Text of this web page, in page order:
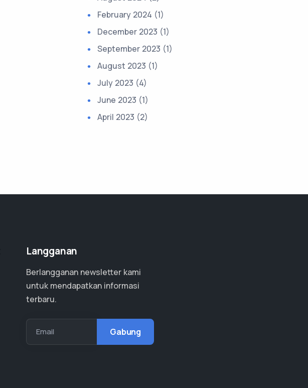
February 2024 (1)
December 2023 (1)
September 2023 (1)
August 2023 (1)
July 2023 (4)
June 2023 (1)
April 2023 (2)
Langganan
Berlangganan newsletter kami
untuk mendapatkan informasi
terbaru.
Email